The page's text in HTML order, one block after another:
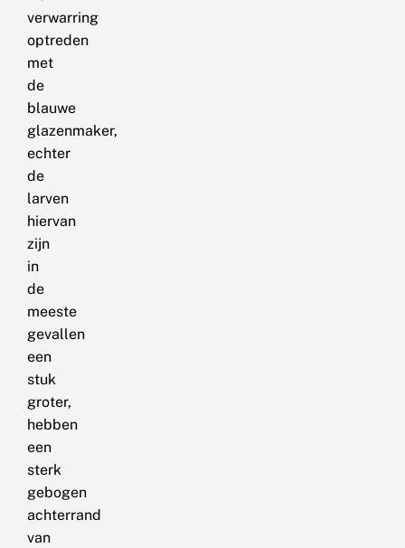
verwarring
optreden
met
de
blauwe
glazenmaker,
echter
de
larven
hiervan
zijn
in
de
meeste
gevallen
een
stuk
groter,
hebben
een
sterk
gebogen
achterrand
van